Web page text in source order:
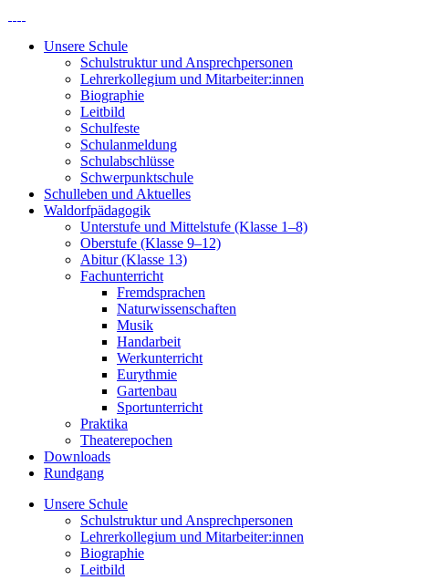
Unsere Schule
Schulstruktur und Ansprechpersonen
Lehrerkollegium und Mitarbeiter:innen
Biographie
Leitbild
Schulfeste
Schulanmeldung
Schulabschlüsse
Schwerpunktschule
Schulleben und Aktuelles
Waldorfpädagogik
Unterstufe und Mittelstufe (Klasse 1–8)
Oberstufe (Klasse 9–12)
Abitur (Klasse 13)
Fachunterricht
Fremdsprachen
Naturwissenschaften
Musik
Handarbeit
Werkunterricht
Eurythmie
Gartenbau
Sportunterricht
Praktika
Theaterepochen
Downloads
Rundgang
Unsere Schule
Schulstruktur und Ansprechpersonen
Lehrerkollegium und Mitarbeiter:innen
Biographie
Leitbild